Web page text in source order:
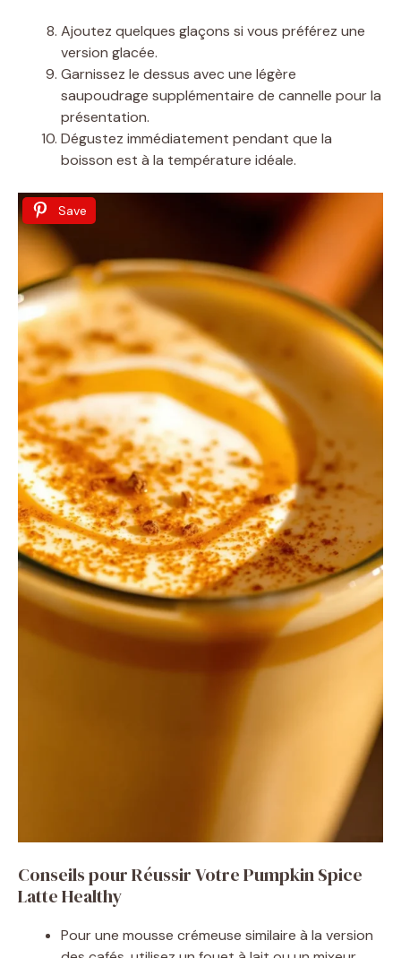
Ajoutez quelques glaçons si vous préférez une
version glacée.
Garnissez le dessus avec une légère
saupoudrage supplémentaire de cannelle pour la
présentation.
Dégustez immédiatement pendant que la
boisson est à la température idéale.
Save
Conseils pour Réussir Votre Pumpkin Spice
Latte Healthy
Pour une mousse crémeuse similaire à la version